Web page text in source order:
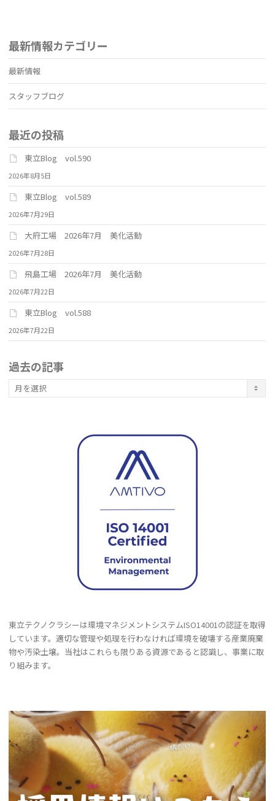
最新情報カテゴリー
最新情報
スタッフブログ
最近の投稿
東立Blog vol.590
2026年8月5日
東立Blog vol.589
2026年7月29日
大府工場 2026年7月 美化活動
2026年7月28日
飛島工場 2026年7月 美化活動
2026年7月22日
東立Blog vol.588
2026年7月22日
過去の記事
去
東立テクノクラシーは環境マネジメントシステムISO14001の認証を取得
しています。適切な管理や処理を行わなければ環境を破壊する産業廃棄
物や汚染土壌。当社はこれらも限りある資源であると認識し、事業に取
り組みます。